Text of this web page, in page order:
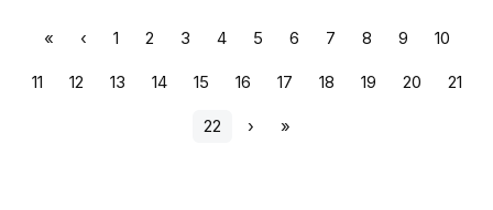
« ‹ 1 2 3 4 5 6 7 8 9 10
11 12 13 14 15 16 17 18 19 20 21
22 › »